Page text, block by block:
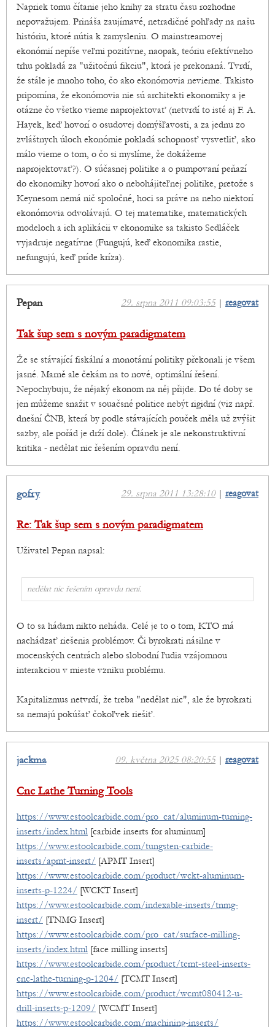
Napriek tomu čítanie jeho knihy za stratu času rozhodne
nepovažujem. Prináša zaujímavé, netradičné pohľady na našu
históriu, ktoré nútia k zamysleniu. O mainstreamovej
ekonómií nepíše veľmi pozitívne, naopak, teóriu efektívneho
trhu pokladá za "užitočnú fikciu", ktorá je prekonaná. Tvrdí,
že stále je mnoho toho, čo ako ekonómovia nevieme. Takisto
pripomína, že ekonómovia nie sú architekti ekonomiky a je
otázne čo všetko vieme naprojektovať (netvrdí to isté aj F. A.
Hayek, keď hovorí o osudovej domýšľavosti, a za jednu zo
zvláštnych úloch ekonómie pokladá schopnosť vysvetliť, ako
málo vieme o tom, o čo si myslíme, že dokážeme
naprojektovať?). O súčasnej politike a o pumpovaní peňazí
do ekonomiky hovorí ako o nebohájiteľnej politike, pretože s
Keynesom nemá nič spoločné, hoci sa práve na neho niektorí
ekonómovia odvolávajú. O tej matematike, matematických
modeloch a ich aplikácii v ekonomike sa takisto Sedláček
vyjadruje negatívne (Fungujú, keď ekonomika rastie,
nefungujú, keď príde kríza).
29. srpna 2011 09:03:55| reagovat
Pepan
Tak šup sem s novým paradigmatem
Že se stávající fiskální a monotární politiky překonali je všem
jasné. Marně ale čekám na to nové, optimální řešení.
Nepochybuju, že nějaký ekonom na něj přijde. Do té doby se
jen můžeme snažit v souačsné politice nebýt rigidní (viz např.
dnešní ČNB, která by podle stávajících pouček měla už zvýšit
sazby, ale pořád je drží dole). Článek je ale nekonstruktivní
kritika - nedělat nic řešením opravdu není.
29. srpna 2011 13:28:10| reagovat
gofry
Re: Tak šup sem s novým paradigmatem
Uživatel Pepan napsal:
nedělat nic řešením opravdu není.
O to sa hádam nikto neháda. Celé je to o tom, KTO má
nachádzať riešenia problémov. Či byrokrati násilne v
mocenských centrách alebo slobodní ľudia vzájomnou
interakciou v mieste vzniku problému.
Kapitalizmus netvrdí, že treba "nedělat nic", ale že byrokrati
sa nemajú pokúšať čokoľvek riešiť.
09. května 2025 08:20:55| reagovat
jackma
Cnc Lathe Turning Tools
https://www.estoolcarbide.com/pro_cat/aluminum-turning-
inserts/index.html [carbide inserts for aluminum]
https://www.estoolcarbide.com/tungsten-carbide-
inserts/apmt-insert/ [APMT Insert]
https://www.estoolcarbide.com/product/wckt-aluminum-
inserts-p-1224/ [WCKT Insert]
https://www.estoolcarbide.com/indexable-inserts/tnmg-
insert/ [TNMG Insert]
https://www.estoolcarbide.com/pro_cat/surface-milling-
inserts/index.html [face milling inserts]
https://www.estoolcarbide.com/product/tcmt-steel-inserts-
cnc-lathe-turning-p-1204/ [TCMT Insert]
https://www.estoolcarbide.com/product/wcmt080412-u-
drill-inserts-p-1209/ [WCMT Insert]
https://www.estoolcarbide.com/machining-inserts/